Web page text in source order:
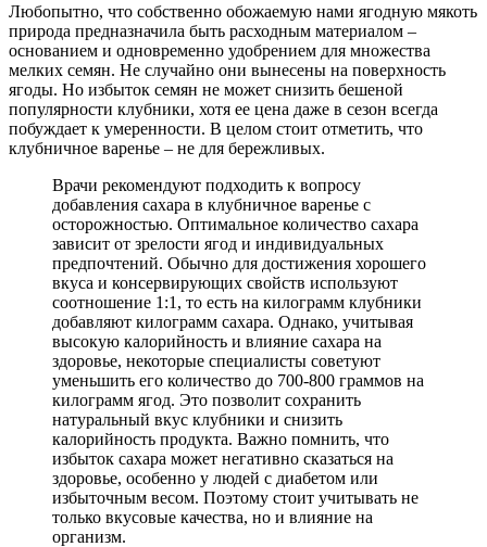
Любопытно, что собственно обожаемую нами ягодную мякоть
природа предназначила быть расходным материалом –
основанием и одновременно удобрением для множества
мелких семян. Не случайно они вынесены на поверхность
ягоды. Но избыток семян не может снизить бешеной
популярности клубники, хотя ее цена даже в сезон всегда
побуждает к умеренности. В целом стоит отметить, что
клубничное варенье – не для бережливых.
Врачи рекомендуют подходить к вопросу
добавления сахара в клубничное варенье с
осторожностью. Оптимальное количество сахара
зависит от зрелости ягод и индивидуальных
предпочтений. Обычно для достижения хорошего
вкуса и консервирующих свойств используют
соотношение 1:1, то есть на килограмм клубники
добавляют килограмм сахара. Однако, учитывая
высокую калорийность и влияние сахара на
здоровье, некоторые специалисты советуют
уменьшить его количество до 700-800 граммов на
килограмм ягод. Это позволит сохранить
натуральный вкус клубники и снизить
калорийность продукта. Важно помнить, что
избыток сахара может негативно сказаться на
здоровье, особенно у людей с диабетом или
избыточным весом. Поэтому стоит учитывать не
только вкусовые качества, но и влияние на
организм.